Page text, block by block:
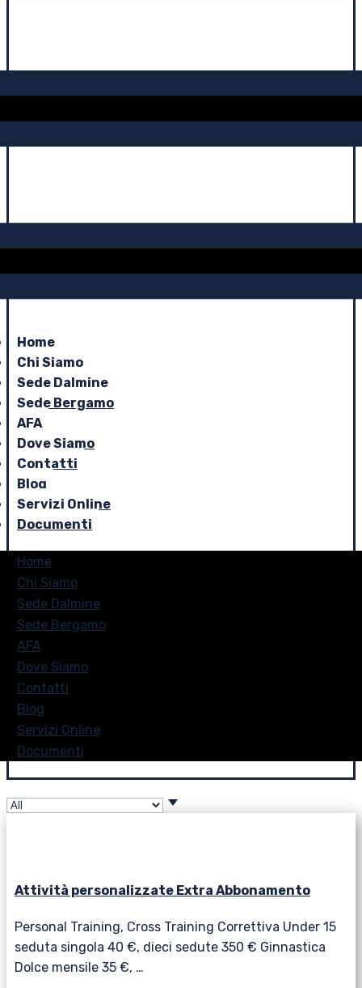
Home
Chi Siamo
Sede Dalmine
Sede Bergamo
AFA
Dove Siamo
Contatti
Blog
Servizi Online
Documenti
Home
Chi Siamo
Sede Dalmine
Sede Bergamo
AFA
Dove Siamo
Contatti
Blog
Servizi Online
Documenti
Attività personalizzate Extra Abbonamento
Personal Training, Cross Training Correttiva Under 15
seduta singola 40 €, dieci sedute 350 € Ginnastica
Dolce mensile 35 €, …